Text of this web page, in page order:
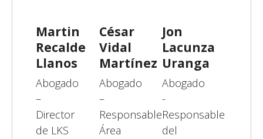
Martin
Recalde
Llanos
Abogado
–
Director
de LKS
César
Vidal
Martínez
Abogado
–
Responsable
Área
Jon
Lacunza
Uranga
Abogado
-
Responsable
del